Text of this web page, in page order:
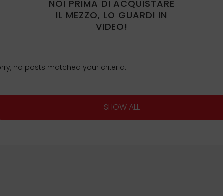
NOI PRIMA DI ACQUISTARE
IL MEZZO, LO GUARDI IN
VIDEO!
no posts matched your criteria.
SHOW ALL